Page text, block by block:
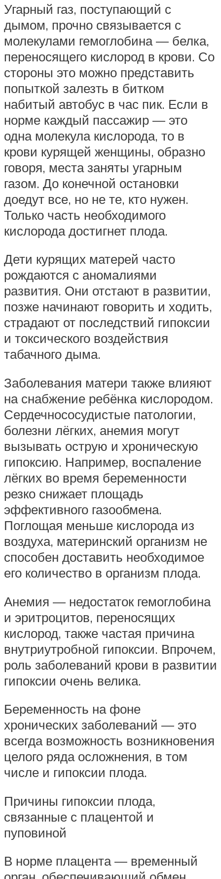
Угарный газ, поступающий с
дымом, прочно связывается с
молекулами гемоглобина — белка,
переносящего кислород в крови. Со
стороны это можно представить
попыткой залезть в битком
набитый автобус в час пик. Если в
норме каждый пассажир — это
одна молекула кислорода, то в
крови курящей женщины, образно
говоря, места заняты угарным
газом. До конечной остановки
доедут все, но не те, кто нужен.
Только часть необходимого
кислорода достигнет плода.
Дети курящих матерей часто
рождаются с аномалиями
развития. Они отстают в развитии,
позже начинают говорить и ходить,
страдают от последствий гипоксии
и токсического воздействия
табачного дыма.
Заболевания матери также влияют
на снабжение ребёнка кислородом.
Сердечнососудистые патологии,
болезни лёгких, анемия могут
вызывать острую и хроническую
гипоксию. Например, воспаление
лёгких во время беременности
резко снижает площадь
эффективного газообмена.
Поглощая меньше кислорода из
воздуха, материнский организм не
способен доставить необходимое
его количество в организм плода.
Анемия — недостаток гемоглобина
и эритроцитов, переносящих
кислород, также частая причина
внутриутробной гипоксии. Впрочем,
роль заболеваний крови в развитии
гипоксии очень велика.
Беременность на фоне
хронических заболеваний — это
всегда возможность возникновения
целого ряда осложнения, в том
числе и гипоксии плода.
Причины гипоксии плода,
связанные с плацентой и
пуповиной
В норме плацента — временный